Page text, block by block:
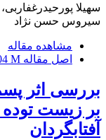
سهیلا
سیروس حسن نژاد
مشاهده مقاله
اصل مقاله M
بررسی اثر
بر زیست
آفتابگردان